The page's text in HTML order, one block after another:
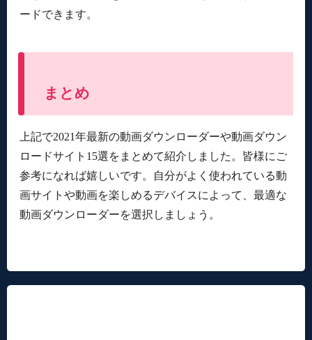
ードできます。
まとめ
上記で2021年最新の動画ダウンローダーや動画ダウン
ロードサイト15選をまとめて紹介しました。皆様にご
参考になれば嬉しいです。自分がよく使われている動
画サイトや動画を楽しめるデバイスによって、最適な
動画ダウンローダーを選択しましょう。